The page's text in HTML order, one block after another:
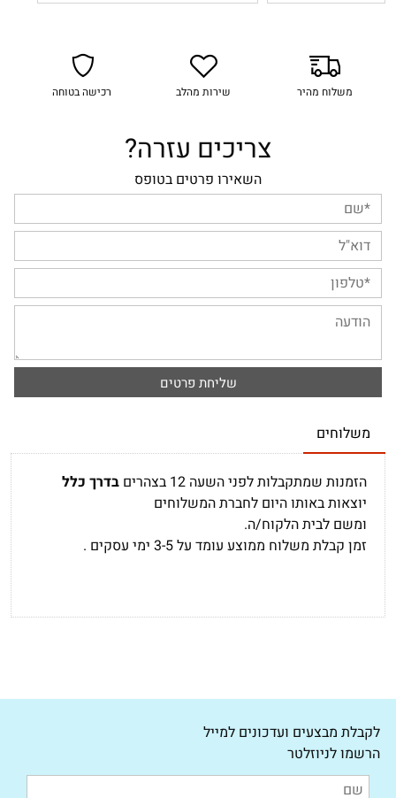
משלוח מהיר שירות מהלב רכישה בטוחה
צריכים עזרה?
השאירו פרטים בטופס
משלוחים
הזמנות שמתקבלות לפני השעה 12 בצהרים
בדרך כלל
יוצאות באותו היום לחברת המשלוחים
ומשם לבית הלקוח/ה.
זמן קבלת משלוח ממוצע עומד על 3-5 ימי עסקים .
לקבלת מבצעים ועדכונים למייל
הרשמו לניוזלטר